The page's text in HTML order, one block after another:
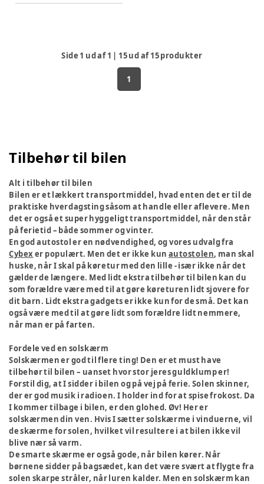
Side 1 ud af1 | 15ud af15produkter
1
Tilbehør til bilen
Alt i tilbehør til bilen
Bilen er et lækkert transportmiddel, hvad enten det er til de
praktiske hverdagsting såsom at handle eller aflevere. Men
det er også et super hyggeligt transportmiddel, når den står
på ferietid – både sommer og vinter.
En god autostol er en nødvendighed, og vores udvalg fra
Cybexer populært. Men det er ikke kun autostolen, man skal
huske, når I skal på køretur med den lille - især ikke når det
gælder de længere. Med lidt ekstra tilbehør til bilen kan du
som forældre være med til at gøre køreturen lidt sjovere for
dit barn. Lidt ekstra gadgets er ikke kun for de små. Det kan
også være med til at gøre lidt som forældre lidt nemmere,
når man er på farten.
Fordele ved en solskærm
Solskærmen er god til flere ting! Den er et must have
tilbehør til bilen – uanset hvor stor jeres guldklump er!
Forstil dig, at I sidder i bilen og på vej på ferie. Solen skinner,
der er god musik i radioen. I holder ind for at spise frokost. Da
I kommer tilbage i bilen, er den glohed. Øv! Her er
solskærmen din ven. Hvis I sætter solskærme i vinduerne, vil
de skærme for solen, hvilket vil resultere i at bilen ikke vil
blive nær så varm.
De smarte skærme er også gode, når bilen kører. Når
børnene sidder på bagsædet, kan det være svært at flygte fra
solen skarpe stråler, når luren kalder. Men en solskærm kan